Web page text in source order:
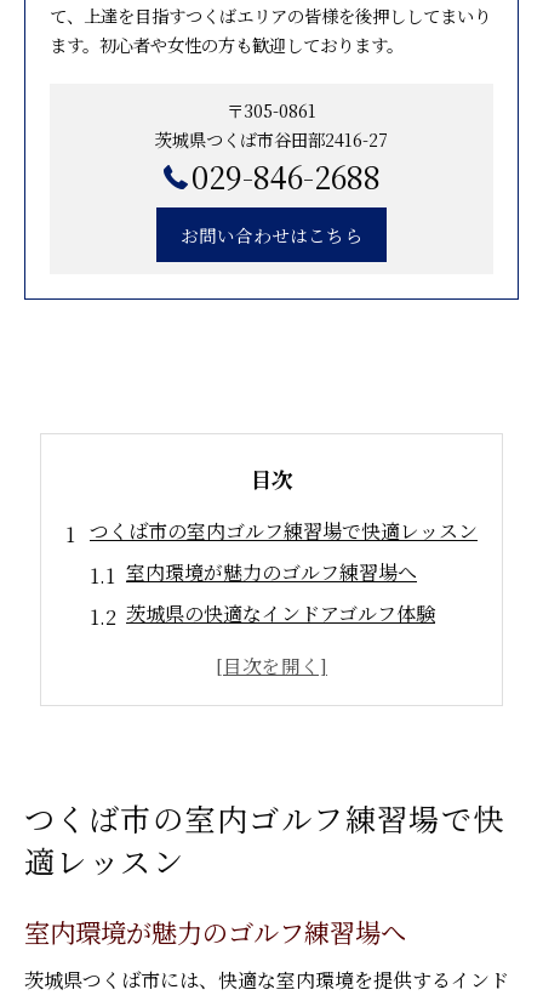
て、上達を目指すつくばエリアの皆様を後押ししてまいり
ます。初心者や女性の方も歓迎しております。
〒305-0861
茨城県つくば市谷田部2416-27
029-846-2688
お問い合わせはこちら
目次
つくば市の室内ゴルフ練習場で快適レッスン
室内環境が魅力のゴルフ練習場へ
茨城県の快適なインドアゴルフ体験
つくばで人気のゴルフレッスン探し
女性におすすめ！つくばのインドアゴルフ
女性向けインドアゴルフの魅力
つくばで見つけるゴルフの楽しみ方
初心者に優しいレッスンが充実
つくば市の室内ゴルフ練習場で快
適レッスン
室内環境が魅力のゴルフ練習場へ
茨城県つくば市には、快適な室内環境を提供するインド